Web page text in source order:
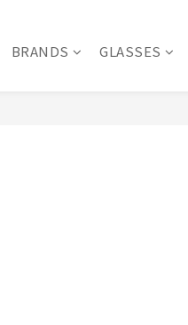
BRANDS GLASSES